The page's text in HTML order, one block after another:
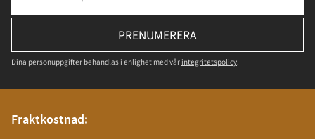
PRENUMERERA
Dina personuppgifter behandlas i enlighet med vår integritetspolicy.
Fraktkostnad: